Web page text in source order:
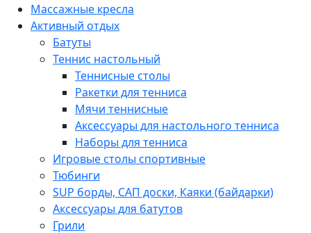
Массажные кресла
Активный отдых
Батуты
Теннис настольный
Теннисные столы
Ракетки для тенниса
Мячи теннисные
Аксессуары для настольного тенниса
Наборы для тенниса
Игровые столы спортивные
Тюбинги
SUP борды, САП доски, Каяки (байдарки)
Аксессуары для батутов
Грили